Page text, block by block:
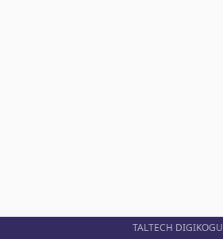
TALTECH DIGIKOGU